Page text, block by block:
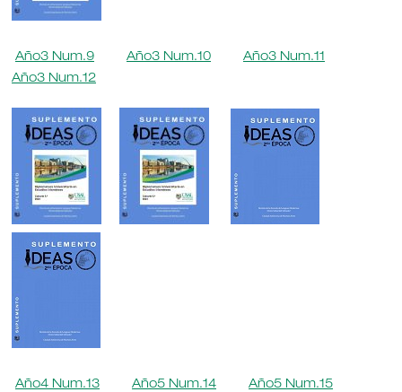
Año3 Num.9 Año3 Num.10
Año3 Num.11
Año3 Num.12
Año4 Num.13 Año5 Num.14
Año5 Num.15